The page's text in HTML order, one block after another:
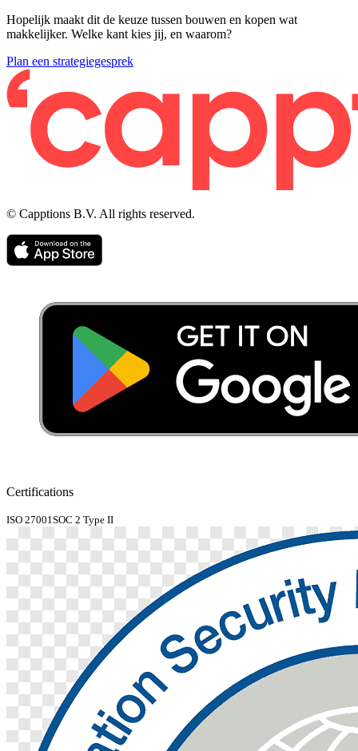
Hopelijk maakt dit de keuze tussen bouwen en kopen wat
makkelijker. Welke kant kies jij, en waarom?
Plan een strategiegesprek
© Capptions B.V. All rights reserved.
Certifications
ISO 27001 SOC 2 Type II